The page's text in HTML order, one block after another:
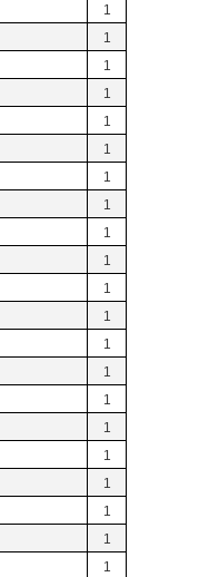
1
1
1
1
1
1
1
1
1
1
1
1
1
1
1
1
1
1
1
1
1